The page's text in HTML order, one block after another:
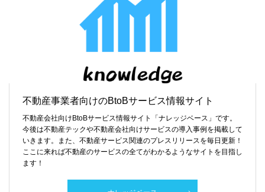
不動産事業者向けのBtoBサービス情報サイト
不動産会社向けBtoBサービス情報サイト「ナレッジベース」です。
今後は不動産テックや不動産会社向けサービスの導入事例を掲載して
いきます。また、不動産サービス関連のプレスリリースを毎日更新！
ここに来れば不動産のサービスの全てがわかるようなサイトを目指し
ます！